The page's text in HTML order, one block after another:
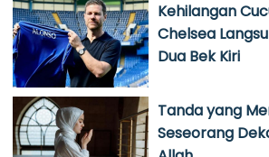
Kehilangan
Chelsea
Dua Bek Kiri
Tanda yang
Seseorang